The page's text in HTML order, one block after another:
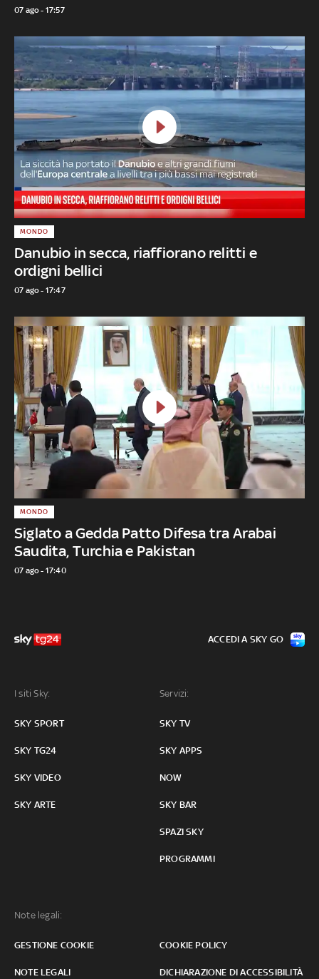
07 ago - 17:57
Danubio in secca, riaffiorano relitti e
ordigni bellici
MONDO
07 ago - 17:47
Siglato a Gedda Patto Difesa tra Arabai
Saudita, Turchia e Pakistan
MONDO
07 ago - 17:40
I siti Sky:
SKY SPORT
SKY TG24
SKY VIDEO
SKY ARTE
Servizi:
SKY TV
SKY APPS
NOW
SKY BAR
SPAZI SKY
PROGRAMMI
Note legali:
GESTIONE COOKIE COOKIE POLICY
NOTE LEGALI DICHIARAZIONE DI ACCESSIBILITÀ
ACCEDI A SKY GO